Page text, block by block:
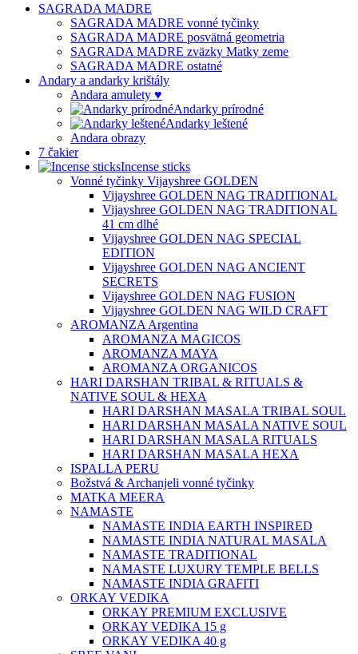
SAGRADA MADRE
SAGRADA MADRE vonné tyčinky
SAGRADA MADRE posvätná geometria
SAGRADA MADRE zväzky Matky zeme
SAGRADA MADRE ostatné
Andary a andarky krištály
Andara amulety ♥
Andarky prírodné
Andarky leštené
Andara obrazy
7 čakier
Incense sticks
Vonné tyčinky Vijayshree GOLDEN
Vijayshree GOLDEN NAG TRADITIONAL
Vijayshree GOLDEN NAG TRADITIONAL
41 cm dlhé
Vijayshree GOLDEN NAG SPECIAL
EDITION
Vijayshree GOLDEN NAG ANCIENT
SECRETS
Vijayshree GOLDEN NAG FUSION
Vijayshree GOLDEN NAG WILD CRAFT
AROMANZA Argentina
AROMANZA MAGICOS
AROMANZA MAYA
AROMANZA ORGANICOS
HARI DARSHAN TRIBAL & RITUALS &
NATIVE SOUL & HEXA
HARI DARSHAN MASALA TRIBAL SOUL
HARI DARSHAN MASALA NATIVE SOUL
HARI DARSHAN MASALA RITUALS
HARI DARSHAN MASALA HEXA
ISPALLA PERU
Božstvá & Archanjeli vonné tyčinky
MATKA MEERA
NAMASTE
NAMASTE INDIA EARTH INSPIRED
NAMASTE INDIA NATURAL MASALA
NAMASTE TRADITIONAL
NAMASTE LUXURY TEMPLE BELLS
NAMASTE INDIA GRAFITI
ORKAY VEDIKA
ORKAY PREMIUM EXCLUSIVE
ORKAY VEDIKA 15 g
ORKAY VEDIKA 40 g